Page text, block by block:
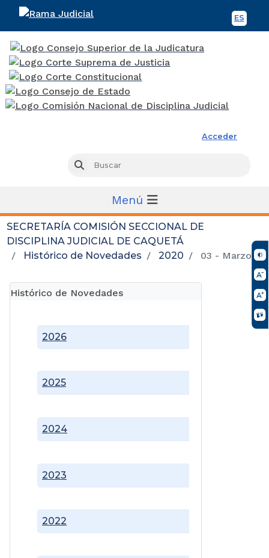
ES
Acceder
Buscar
Menú
SECRETARÍA COMISIÓN SECCIONAL DE
DISCIPLINA JUDICIAL DE CAQUETÁ
Histórico de Novedades
2020 03 - Marzo
Histórico de Novedades
2022
2023
2024
2025
2026